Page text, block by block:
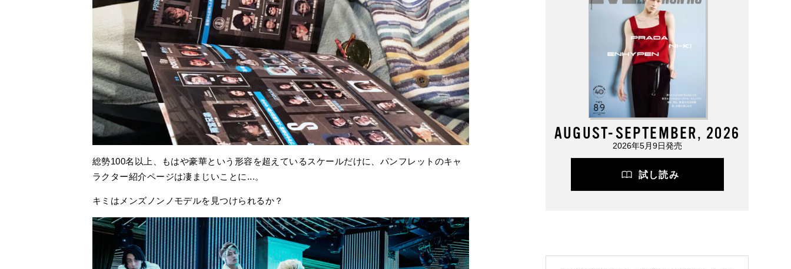
総勢100名以上、もはや豪華という形容を超えているスケールだけに、パンフレットのキャ
ラクター紹介ページは凄まじいことに...。
キミはメンズノンノモデルを見つけられるか？
AUGUST-SEPTEMBER, 2026
2026年5月9日発売
試し読み